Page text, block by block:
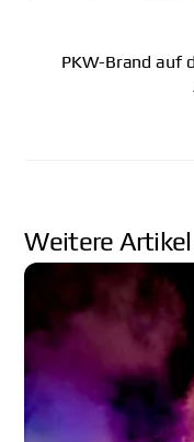
PKW-Brand auf